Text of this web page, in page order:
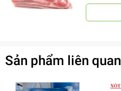
Sản phẩm liên quan